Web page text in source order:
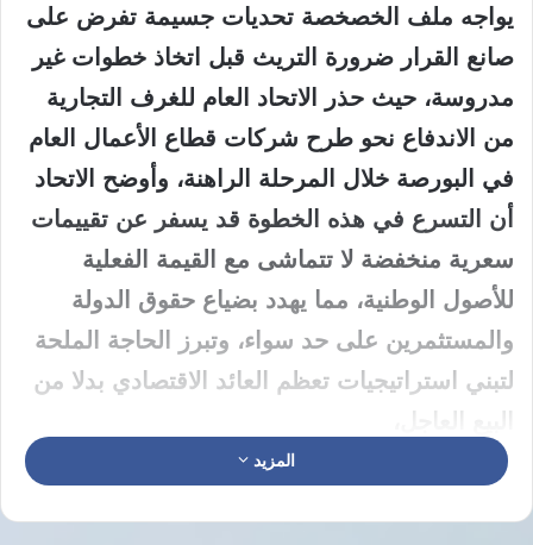
يواجه ملف الخصخصة تحديات جسيمة تفرض على
صانع القرار ضرورة التريث قبل اتخاذ خطوات غير
مدروسة، حيث حذر الاتحاد العام للغرف التجارية
من الاندفاع نحو طرح شركات قطاع الأعمال العام
في البورصة خلال المرحلة الراهنة، وأوضح الاتحاد
أن التسرع في هذه الخطوة قد يسفر عن تقييمات
سعرية منخفضة لا تتماشى مع القيمة الفعلية
للأصول الوطنية، مما يهدد بضياع حقوق الدولة
والمستثمرين على حد سواء، وتبرز الحاجة الملحة
لتبني استراتيجيات تعظم العائد الاقتصادي بدلا من
يؤكد المتخصصون أن هيكلة المؤسسات الحكومية
المزيد